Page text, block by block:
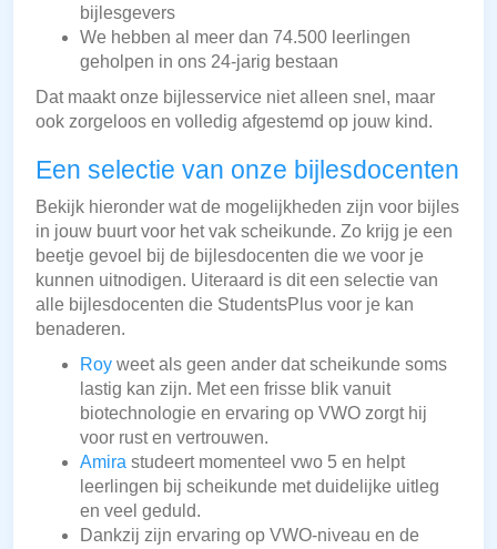
bijlesgevers
We hebben al meer dan 74.500 leerlingen
geholpen in ons 24-jarig bestaan
Dat maakt onze bijlesservice niet alleen snel, maar
ook zorgeloos en volledig afgestemd op jouw kind.
Een selectie van onze bijlesdocenten
Bekijk hieronder wat de mogelijkheden zijn voor bijles
in jouw buurt voor het vak scheikunde. Zo krijg je een
beetje gevoel bij de bijlesdocenten die we voor je
kunnen uitnodigen. Uiteraard is dit een selectie van
alle bijlesdocenten die StudentsPlus voor je kan
benaderen.
Roy weet als geen ander dat scheikunde soms
lastig kan zijn. Met een frisse blik vanuit
biotechnologie en ervaring op VWO zorgt hij
voor rust en vertrouwen.
Amira studeert momenteel vwo 5 en helpt
leerlingen bij scheikunde met duidelijke uitleg
en veel geduld.
Dankzij zijn ervaring op VWO-niveau en de